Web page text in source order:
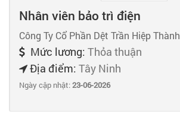
Nhân viên bảo trì điện
Công Ty Cổ Phần Dệt Trần Hiệp Thành
Mức lương: Thỏa thuận
Địa điểm: Tây Ninh
Ngày cập nhật:23-06-2026